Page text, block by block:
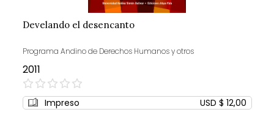
Develando el desencanto
Programa Andino de Derechos Humanos y otros
2011
0%
Impreso USD $ 12,00